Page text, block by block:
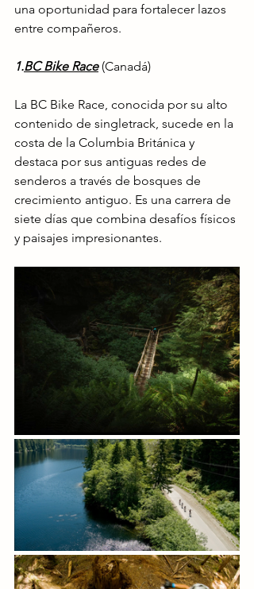
una oportunidad para fortalecer lazos
entre compañeros.
1.BC Bike Race (Canadá)
La BC Bike Race, conocida por su alto
contenido de singletrack, sucede en la
costa de la Columbia Británica y
destaca por sus antiguas redes de
senderos a través de bosques de
crecimiento antiguo. Es una carrera de
siete días que combina desafíos físicos
y paisajes impresionantes.